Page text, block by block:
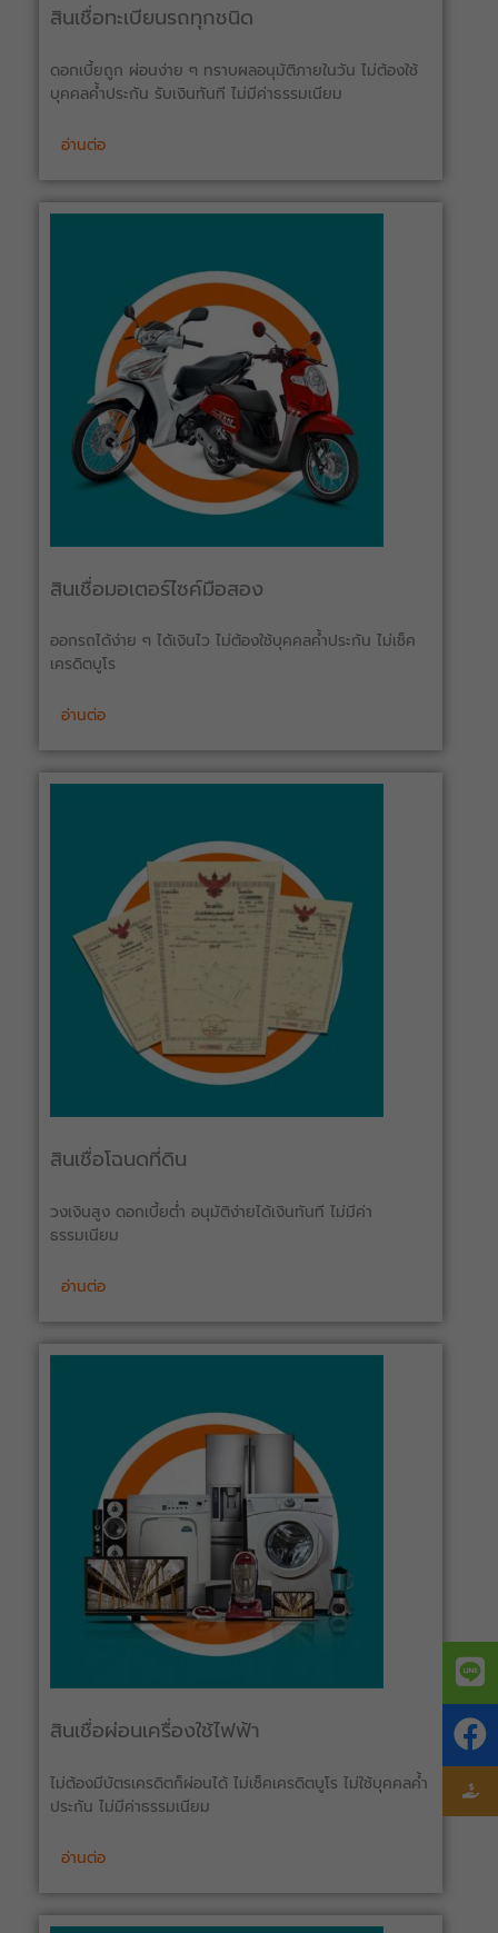
สินเชื่อทะเบียนรถทุกชนิด
ดอกเบี้ยถูก ผ่อนง่าย ๆ ทราบผลอนุมัติภายในวัน ไม่ต้องใช้
บุคคลค้ำประกัน รับเงินทันที ไม่มีค่าธรรมเนียม
อ่านต่อ
สินเชื่อมอเตอร์ไซค์มือสอง
ออกรถได้ง่าย ๆ ได้เงินไว ไม่ต้องใช้บุคคลค้ำประกัน ไม่เช็ค
เครดิตบูโร
อ่านต่อ
สินเชื่อโฉนดที่ดิน
วงเงินสูง ดอกเบี้ยต่ำ อนุมัติง่ายได้เงินทันที ไม่มีค่า
ธรรมเนียม
อ่านต่อ
สินเชื่อผ่อนเครื่องใช้ไฟฟ้า
ไม่ต้องมีบัตรเครดิตก็ผ่อนได้ ไม่เช็คเครดิตบูโร ไม่ใช้บุคคลค้ำ
ประกัน ไม่มีค่าธรรมเนียม
อ่านต่อ